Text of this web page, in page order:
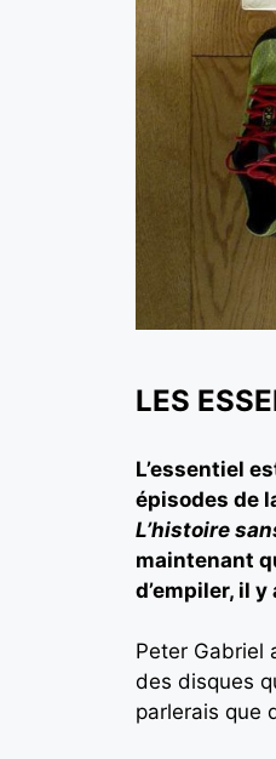
LES
L’essentiel
épisodes de
L’histoire
maintenant
d’empiler, il
Peter Gabriel
des disques
parlerais que